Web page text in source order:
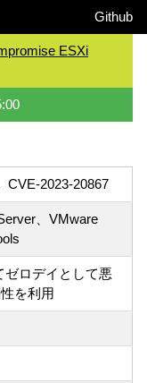
Github
ESXi
CVE-2023-20867
、VMware
ゼロデイとして悪
を利用